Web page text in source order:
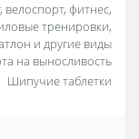
велоспорт, фитнес,
тренировки,
и другие виды
на выносливость
Шипучие таблетки